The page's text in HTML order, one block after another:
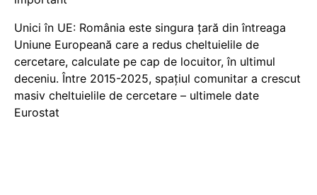
Unici în UE: România este singura țară din întreaga
Uniune Europeană care a redus cheltuielile de
cercetare, calculate pe cap de locuitor, în ultimul
deceniu. Între 2015-2025, spațiul comunitar a crescut
masiv cheltuielile de cercetare – ultimele date
Eurostat